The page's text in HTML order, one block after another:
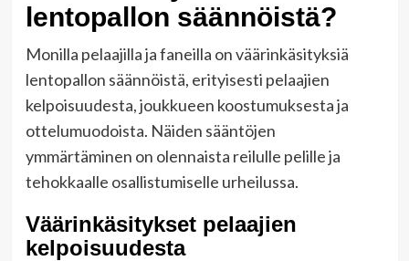
lentopallon säännöistä?
Monilla pelaajilla ja faneilla on väärinkäsityksiä
lentopallon säännöistä, erityisesti pelaajien
kelpoisuudesta, joukkueen koostumuksesta ja
ottelumuodoista. Näiden sääntöjen
ymmärtäminen on olennaista reilulle pelille ja
tehokkaalle osallistumiselle urheilussa.
Väärinkäsitykset pelaajien
kelpoisuudesta